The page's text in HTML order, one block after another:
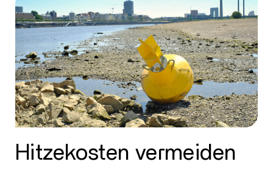
Hitzekosten vermeiden